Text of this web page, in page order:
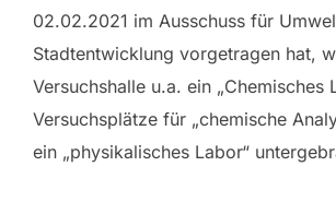
02.02.2021 im Ausschuss für
Stadtentwicklung vorgetragen hat,
Versuchshalle u.a. ein „Chemisches
Versuchsplätze für „chemische
ein „physikalisches Labor“